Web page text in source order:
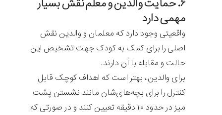
۶. حمایت والدین و معلم نقش بسیار
مهمی دارد
واقعیتی وجود دارد که معلمان و والدین نقش
اصلی را برای کمک به کودک جهت تشخیص این
حالت و مقابله با آن دارند.
برای والدین، بهتر است که اهداف کوچک قابل
کنترل را برای بچه‌های‌شان مانند نشستن پشت
میز در حدود ۱۰ دقیقه تعیین کنند و در صورتی که